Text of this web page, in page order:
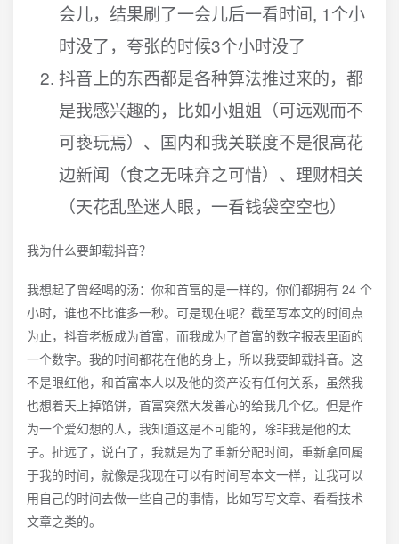
会儿，结果刷了一会儿后一看时间, 1个小
时没了，夸张的时候3个小时没了
抖音上的东西都是各种算法推过来的，都
是我感兴趣的，比如小姐姐（可远观而不
可亵玩焉）、国内和我关联度不是很高花
边新闻（食之无味弃之可惜）、理财相关
（天花乱坠迷人眼，一看钱袋空空也）
我为什么要卸载抖音？
我想起了曾经喝的汤：你和首富的是一样的，你们都拥有 24 个
小时，谁也不比谁多一秒。可是现在呢？截至写本文的时间点
为止，抖音老板成为首富，而我成为了首富的数字报表里面的
一个数字。我的时间都花在他的身上，所以我要卸载抖音。这
不是眼红他，和首富本人以及他的资产没有任何关系，虽然我
也想着天上掉馅饼，首富突然大发善心的给我几个亿。但是作
为一个爱幻想的人，我知道这是不可能的，除非我是他的太
子。扯远了，说白了，我就是为了重新分配时间，重新拿回属
于我的时间，就像是我现在可以有时间写本文一样，让我可以
用自己的时间去做一些自己的事情，比如写写文章、看看技术
文章之类的。